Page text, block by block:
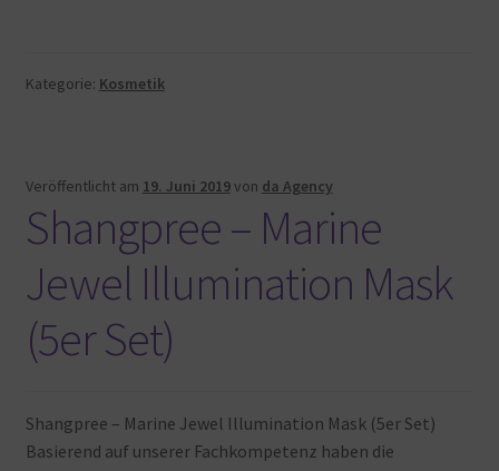
Kategorie: Kosmetik
Veröffentlicht am 19. Juni 2019von da Agency
Shangpree – Marine
Jewel Illumination Mask
(5er Set)
Shangpree – Marine Jewel Illumination Mask (5er Set)
Basierend auf unserer Fachkompetenz haben die